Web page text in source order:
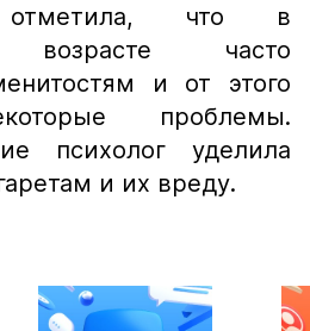
отметила, что в
возрасте часто
и от этого
проблемы.
психолог уделила
и их вреду.